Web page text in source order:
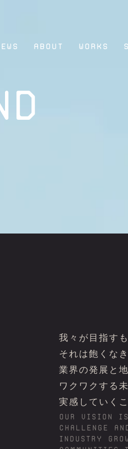
ABOUT WORKS
我々が目指すも
それは飽くな
業界の発展と
ワクワクする
実感していくこ
Our vision
challenge
industry